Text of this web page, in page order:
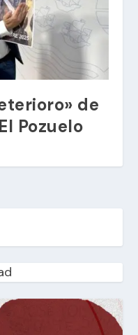
de
Pozuelo